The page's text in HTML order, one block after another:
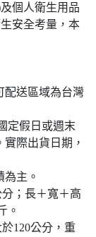
個人衛生用品
安全考量，本
配送區域為台灣
定假日或週末
際出貨日期，
主。
；長＋寬＋高
。
120公分，重